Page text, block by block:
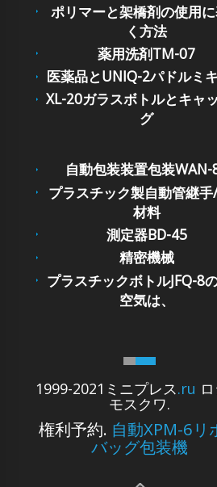
ポリマーと架橋剤の使用
く方法
薬用洗剤TM-07
医薬品とUNIQ-2パドルミ
XL-20ガラスボトルとキャ
グ
1999-2021ミニプレス.ru
モスクワ.
権利予約. 自動XPM-6リ
バッグ包装機
自動包装装置包装WAN-
プラスチック製自動管継
材料
測定器BD-45
精密機械
プラスチックボトルJFQ-8
空気は、